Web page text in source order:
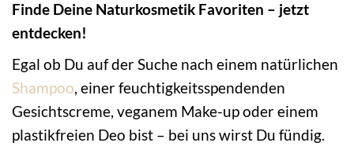
Finde Deine Naturkosmetik Favoriten – jetzt
entdecken!
Egal ob Du auf der Suche nach einem natürlichen
Shampoo, einer feuchtigkeitsspendenden
Gesichtscreme, veganem Make-up oder einem
plastikfreien Deo bist – bei uns wirst Du fündig.